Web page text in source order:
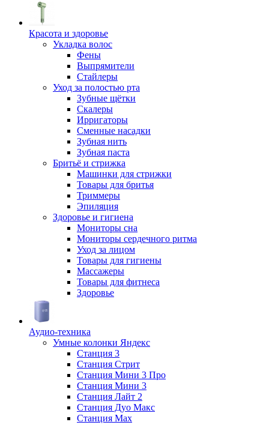
Красота и здоровье
Укладка волос
Фены
Выпрямители
Стайлеры
Уход за полостью рта
Зубные щётки
Скалеры
Ирригаторы
Сменные насадки
Зубная нить
Зубная паста
Бритьё и стрижка
Машинки для стрижки
Товары для бритья
Триммеры
Эпиляция
Здоровье и гигиена
Мониторы сна
Мониторы сердечного ритма
Уход за лицом
Товары для гигиены
Массажеры
Товары для фитнеса
Здоровье
Аудио-техника
Умные колонки Яндекс
Станция 3
Станция Стрит
Станция Мини 3 Про
Станция Мини 3
Станция Лайт 2
Станция Дуо Макс
Станция Max